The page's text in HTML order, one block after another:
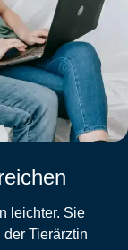
leichter. Sie
Tierärztin